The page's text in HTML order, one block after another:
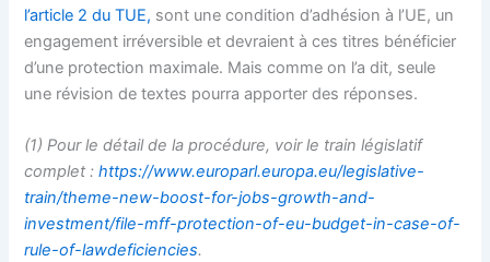
l’article 2 du TUE, sont une condition d’adhésion à l’UE, un
engagement irréversible et devraient à ces titres bénéficier
d’une protection maximale. Mais comme on l’a dit, seule
une révision de textes pourra apporter des réponses.
(1) Pour le détail de la procédure, voir le train législatif
complet :https://www.europarl.europa.eu/legislative-
train/theme-new-boost-for-jobs-growth-and-
investment/file-mff-protection-of-eu-budget-in-case-of-
rule-of-lawdeficiencies.